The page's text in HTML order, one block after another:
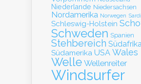
Niederlande Niedersachsen
Nordamerika Norwegen
Schleswig-Holstein
Schweden Spanien
Stehbereich Südafrika
Südamerika USA Wales
Welle Wellenreiter
Windsurfer